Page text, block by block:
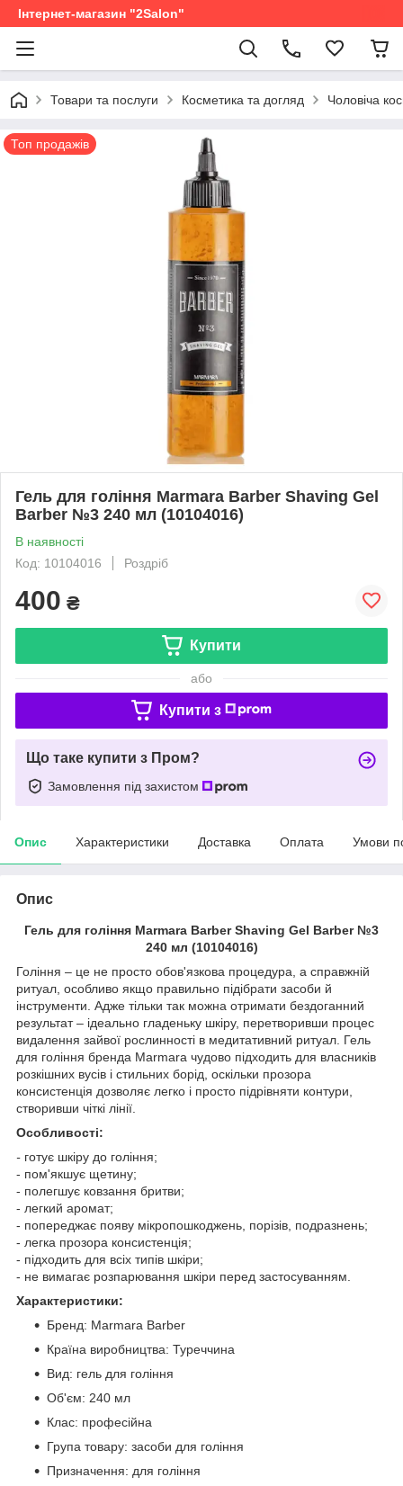
Інтернет-магазин "2Salon"
Товари та послуги Косметика та догляд Чоловіча
Топ продажів
Гель для гоління Marmara Barber Shaving Gel
Barber №3 240 мл (10104016)
В наявності
Код: 10104016
Роздріб
400 ₴
Купити
або
Купити з
Що таке купити з Пром?
Замовлення під захистом
Опис Характеристики Доставка Оплата Умови
Опис
Гель для гоління Marmara Barber Shaving Gel Barber №3
240 мл (10104016)
Гоління – це не просто обов'язкова процедура, а справжній
ритуал, особливо якщо правильно підібрати засоби й
інструменти. Адже тільки так можна отримати бездоганний
результат – ідеально гладеньку шкіру, перетворивши процес
видалення зайвої рослинності в медитативний ритуал. Гель
для гоління бренда Marmara чудово підходить для власників
розкішних вусів і стильних борід, оскільки прозора
консистенція дозволяє легко і просто підрівняти контури,
створивши чіткі лінії.
Особливості:
- готує шкіру до гоління;
- пом'якшує щетину;
- полегшує ковзання бритви;
- легкий аромат;
- попереджає появу мікропошкоджень, порізів, подразнень;
- легка прозора консистенція;
- підходить для всіх типів шкіри;
- не вимагає розпарювання шкіри перед застосуванням.
Характеристики:
Бренд: Marmara Barber
Країна виробництва: Туреччина
Вид: гель для гоління
Об'єм: 240 мл
Клас: професійна
Група товару: засоби для гоління
Призначення: для гоління